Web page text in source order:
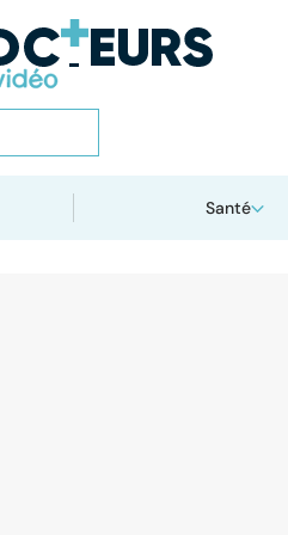
Santé